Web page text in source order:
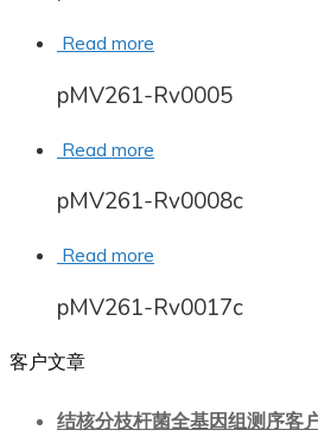
Read more
pMV261-Rv0005
Read more
pMV261-Rv0008c
Read more
pMV261-Rv0017c
客户文章
结核分枝杆菌全基因组测序客